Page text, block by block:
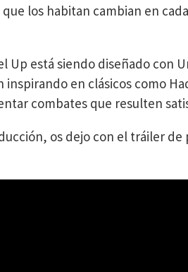
los habitan cambian en
Up está siendo diseñado con
inspirando en clásicos como
combates que resulten
os dejo con el tráiler